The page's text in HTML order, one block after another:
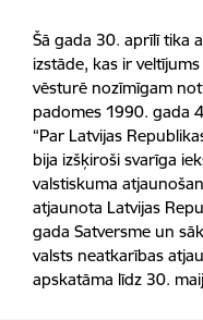
Šā gada 30. aprīlī tika
izstāde, kas ir
vēsturē nozīmīgam
padomes 1990. gada
“Par Latvijas
bija izšķiroši svarīga
valstiskuma
atjaunota Latvijas
gada Satversme un
valsts neatkarības
apskatāma līdz 30.